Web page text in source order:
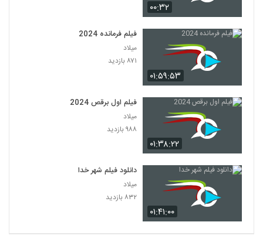
۰۰:۳۲
۰۱:۵۹:۵۳
فیلم فرمانده 2024
میلاد
۸۷۱ بازدید
۰۱:۳۸:۲۲
فیلم اول برقص 2024
میلاد
۹۸۸ بازدید
۰۱:۴۱:۰۰
دانلود فیلم شهر خدا
میلاد
۸۳۲ بازدید